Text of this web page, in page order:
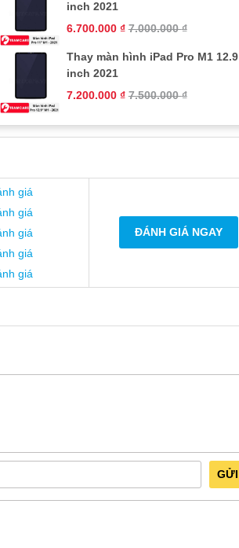
inch 2021
6.700.000 ₫ 7.000.000₫
Thay màn hình iPad Pro M1 12.9
inch 2021
7.200.000 ₫ 7.500.000₫
giá
giá
giá
giá
giá
ĐÁNH GIÁ NGAY
GỬI